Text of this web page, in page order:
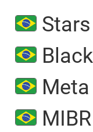
Stars
Meta